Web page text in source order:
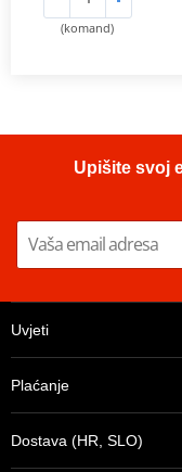
(komand)
Upišite svoj
Uvjeti
Plaćanje
Dostava (HR, SLO)